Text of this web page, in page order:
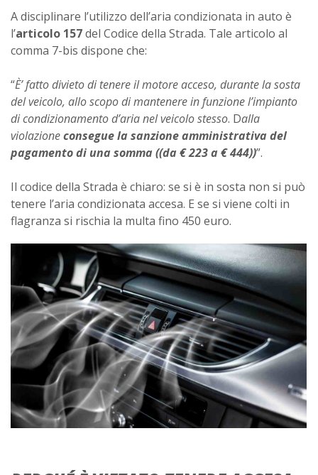
A disciplinare l’utilizzo dell’aria condizionata in auto è
l’articolo 157del Codice della Strada. Tale articolo al
comma 7-bis dispone che:
“È’ fatto divieto di tenere il motore acceso, durante la sosta
del veicolo, allo scopo di mantenere in funzione l’impianto
di condizionamento d’aria nel veicolo stesso. Dalla
violazioneconsegue la sanzione amministrativa del
pagamento di una somma ((da € 223 a € 444))”.
Il codice della Strada è chiaro: se si è in sosta non si può
tenere l’aria condizionata accesa. E se si viene colti in
flagranza si rischia la multa fino 450 euro.